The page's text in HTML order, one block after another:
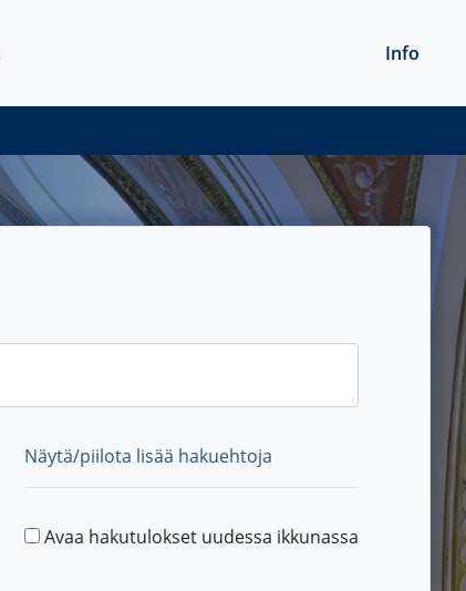
Info
Näytä/piilota lisää hakuehtoja
Avaa hakutulokset uudessa ikkunassa